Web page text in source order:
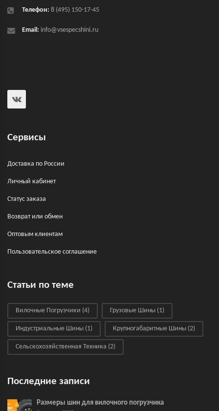
Телефон: 8 (495) 150-17-45
Email: info@vsespecshini.ru
Сервисы
Доставка по России
Личный кабинет
Статус заказа
Возврат или обмен
Оптовым клиентам
Пользовательское соглашение
Статьи по теме
Вилочные Погрузчики (4) Грузовые Шины (1)
Индустриальные Шины (1) Крупногабаритные Шины (2)
Сельскохозяйственная Техника (2)
Последние записи
Размеры шин для вилочного погрузчика